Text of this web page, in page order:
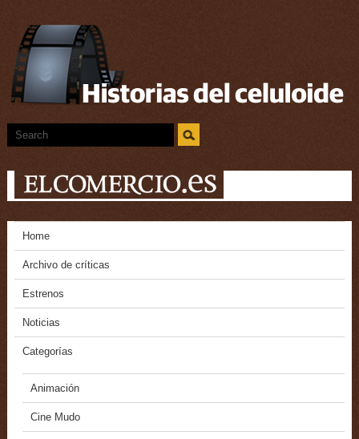
Home
Archivo de críticas
Estrenos
Noticias
Categorías
Animación
Cine Mudo